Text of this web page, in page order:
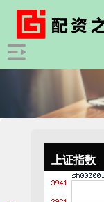
上证指数